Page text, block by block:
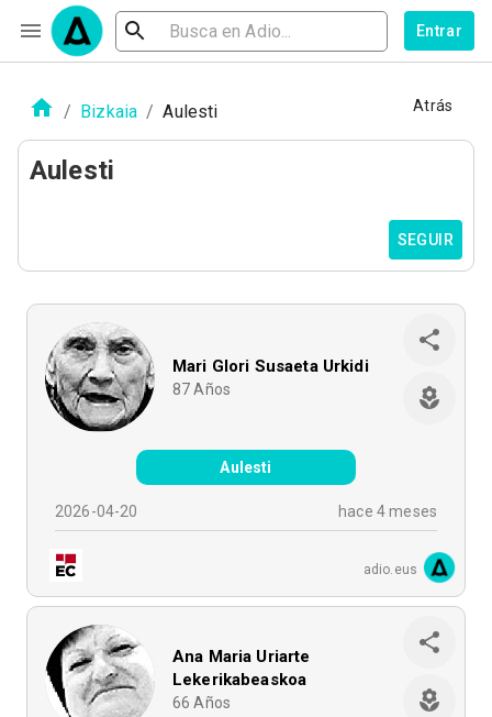
Entrar
/ Bizkaia / Aulesti Atrás
Aulesti
SEGUIR
Mari Glori Susaeta Urkidi
87 Años
Aulesti
2026-04-20 hace 4 meses
adio.eus
Ana Maria Uriarte
Lekerikabeaskoa
66 Años